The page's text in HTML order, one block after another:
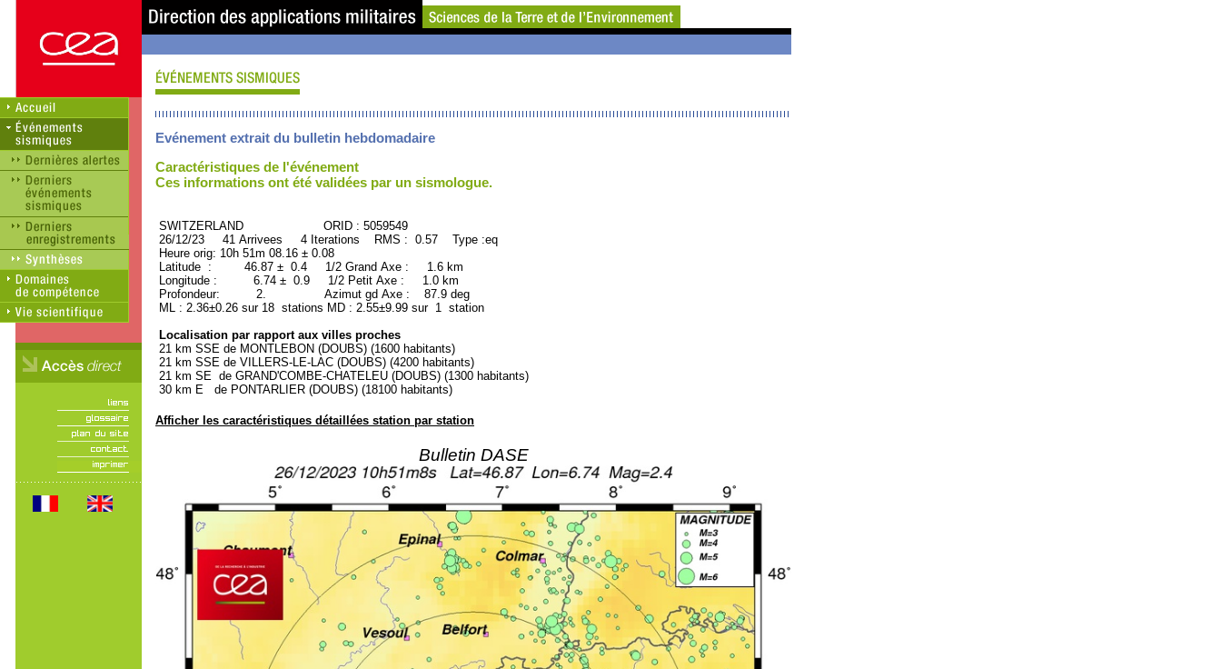
Evénement extrait du bulletin hebdomadaire
Caractéristiques de l'événement
Ces informations ont été validées par un sismologue.
SWITZERLAND ORID : 5059549
26/12/23 41 Arrivees 4 Iterations RMS : 0.57 Type :eq
Heure orig: 10h 51m 08.16 ± 0.08
Latitude : 46.87 ± 0.4 1/2 Grand Axe : 1.6 km
Longitude : 6.74 ± 0.9 1/2 Petit Axe : 1.0 km
Profondeur: 2. Azimut gd Axe : 87.9 deg
ML : 2.36±0.26 sur 18 stations MD : 2.55±9.99 sur 1 station
Localisation par rapport aux villes proches
21 km SSE de MONTLEBON (DOUBS) (1600 habitants)
21 km SSE de VILLERS-LE-LAC (DOUBS) (4200 habitants)
21 km SE de GRAND'COMBE-CHATELEU (DOUBS) (1300 habitants)
30 km E de PONTARLIER (DOUBS) (18100 habitants)
Afficher les caractéristiques détaillées station par station
Bulletin DASE